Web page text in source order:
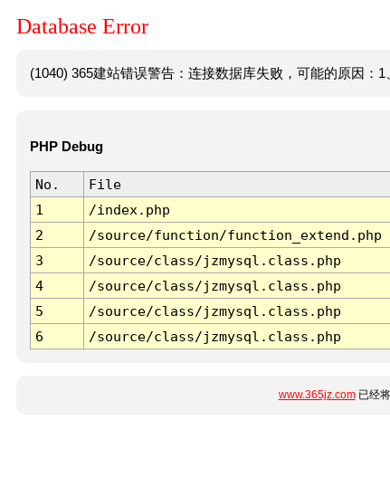
Database Error
(1040) 365建站错误警告：连接数据库失败，可能的原因：1
PHP Debug
No. File
1
/index.php
2
/source/function/function_extend.php
3
/source/class/jzmysql.class.php
4
/source/class/jzmysql.class.php
5
/source/class/jzmysql.class.php
6
/source/class/jzmysql.class.php
www.365jz.com已经